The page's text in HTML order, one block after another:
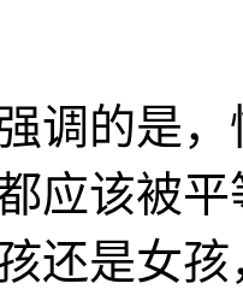
的是，
应该被
还是女